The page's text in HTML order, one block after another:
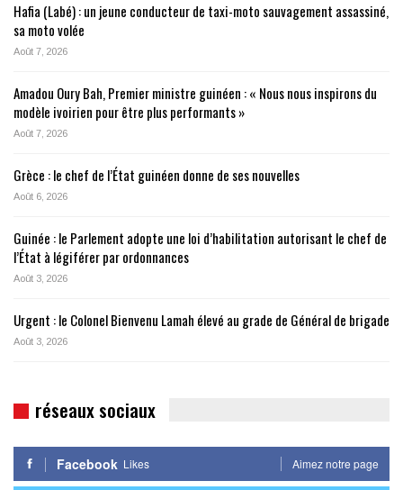
Hafia (Labé) : un jeune conducteur de taxi-moto sauvagement assassiné,
sa moto volée
Août 7, 2026
Amadou Oury Bah, Premier ministre guinéen : « Nous nous inspirons du
modèle ivoirien pour être plus performants »
Août 7, 2026
Grèce : le chef de l’État guinéen donne de ses nouvelles
Août 6, 2026
Guinée : le Parlement adopte une loi d’habilitation autorisant le chef de
l’État à légiférer par ordonnances
Août 3, 2026
Urgent : le Colonel Bienvenu Lamah élevé au grade de Général de brigade
Août 3, 2026
réseaux sociaux
Facebook Likes Aimez notre page